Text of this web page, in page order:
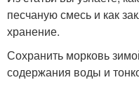
песчаную смесь и как
хранение.
Сохранить морковь
содержания воды и